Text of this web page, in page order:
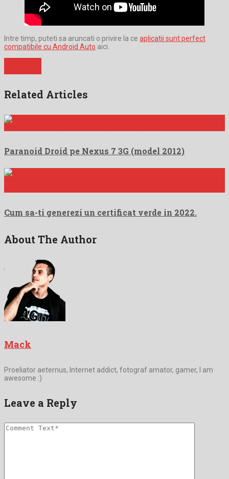
Intre timp, puteti sa aruncati o privire la ce aplicatii sunt perfect
compatibile cu Android Auto aici.
Related Articles
Paranoid Droid pe Nexus 7 3G (model 2012)
Cum sa-ti generezi un certificat verde in 2022.
About The Author
Mack
Proeliator aeternus, Internet addict, fotograf amator, gamer, I am
awesome :)
Leave a Reply